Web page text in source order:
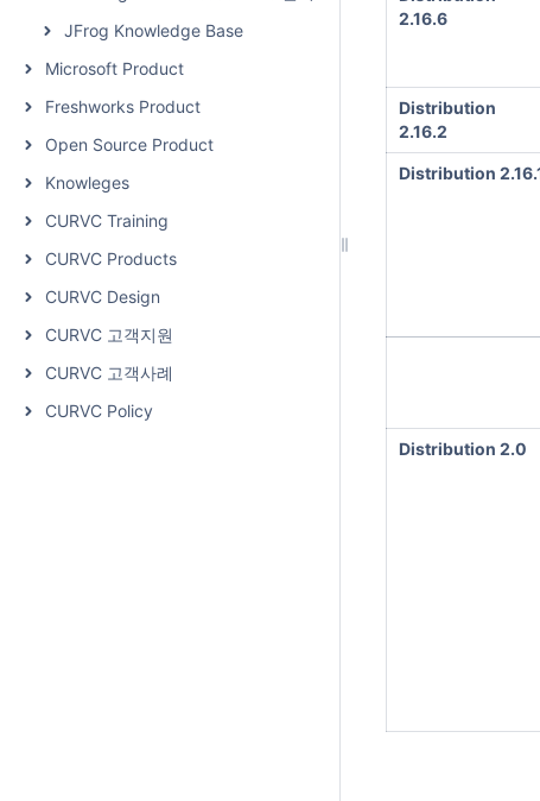
JFrog Knowledge Base
Microsoft Product
Freshworks Product
Open Source Product
Knowleges
CURVC Training
CURVC Products
CURVC Design
CURVC 고객지원
CURVC 고객사례
CURVC Policy
2.16.6
Distribution
2.16.2
Distribution
Distribution 2.0